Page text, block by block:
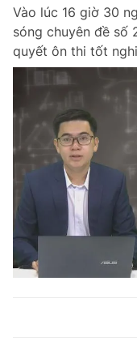
Vào lúc 16 giờ 30
sóng chuyên đề số
quyết ôn thi tốt